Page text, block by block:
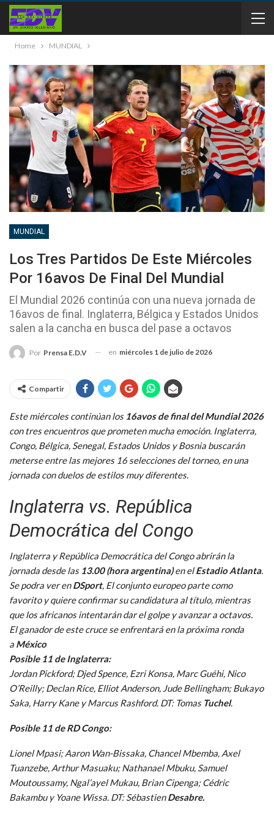
Home MUNDIAL
MUNDIAL
Los Tres Partidos De Este Miércoles
Por 16avos De Final Del Mundial
El Mundial 2026 continúa con una nueva jornada de
16avos de final. Inglaterra, Bélgica y Estados Unidos
salen a la cancha en busca del pase a octavos
Por Prensa E.D.V en miércoles 1 de julio de 2026
Compartir
Este miércoles continúan los 16avos de final del Mundial 2026
con tres encuentros que prometen mucha emoción. Inglaterra,
Congo, Bélgica, Senegal, Estados Unidos y Bosnia buscarán
meterse entre las mejores 16 selecciones del torneo, en una
jornada con duelos de estilos muy diferentes.
Inglaterra vs. República
Democrática del Congo
Inglaterra y República Democrática del Congo abrirán la
jornada desde las 13.00 (hora argentina)en elEstadio Atlanta.
Se podra ver enDSport, El conjunto europeo parte como
favorito y quiere confirmar su candidatura al título, mientras
que los africanos intentarán dar el golpe y avanzar a octavos.
El ganador de este cruce se enfrentará en la próxima ronda
a México
Posible 11 de Inglaterra:
Jordan Pickford; Djed Spence, Ezri Konsa, Marc Guéhi, Nico
O’Reilly; Declan Rice, Elliot Anderson, Jude Bellingham; Bukayo
Saka, Harry Kane y Marcus Rashford. DT: Tomas Tuchel.
Posible 11 de RD Congo:
Lionel Mpasi; Aaron Wan-Bissaka, Chancel Mbemba, Axel
Tuanzebe, Arthur Masuaku; Nathanael Mbuku, Samuel
Moutoussamy, Ngal’ayel Mukau, Brian Cipenga; Cédric
Bakambu y Yoane Wissa. DT: SébastienDesabre.